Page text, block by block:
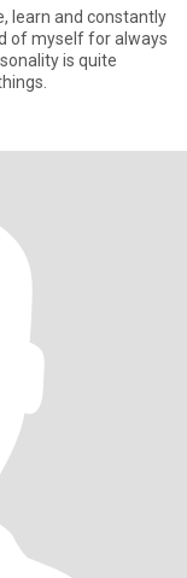
learn and constantly
of myself for always
is quite